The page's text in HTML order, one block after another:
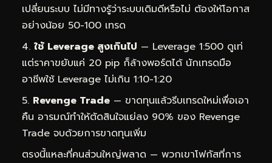
เปลี่ยนระบบ ไม่มีทางรู้ว่าระบบเดิมดีหรือไม่ ต้องให้โอกาส
อย่างน้อย 50-100 เทรด
ใช้ Leverage สูงเกินไป — Leverage 1:500 ดูเท่
แต่ราคาขยับแค่ 20 pip ก็ล้างพอร์ตได้ นักเทรดมือ
อาชีพใช้ Leverage ไม่เกิน 1:10-1:20
Revenge Trade — ขาดทุนแล้วรีบเทรดใหม่เพื่อเอา
คืน อารมณ์ทำให้ตัดสินใจแย่ลง 90% ของ Revenge
Trade จบด้วยการขาดทุนเพิ่ม
ตรงนี้แหละที่คนส่วนใหญ่พลาด — พวกเขาโฟกัสที่การ